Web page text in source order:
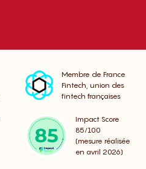
Membre de France
Fintech, union des
fintech françaises
Impact Score
85/100
(mesure réalisée
en avril 2026)